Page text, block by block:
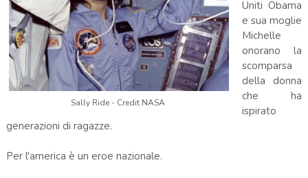
Sally Ride - Credit NASA
Uniti Obama
e sua moglie
Michelle
onorano la
scomparsa
della donna
che ha
ispirato
generazioni di ragazze.
Per l'america è un eroe nazionale.